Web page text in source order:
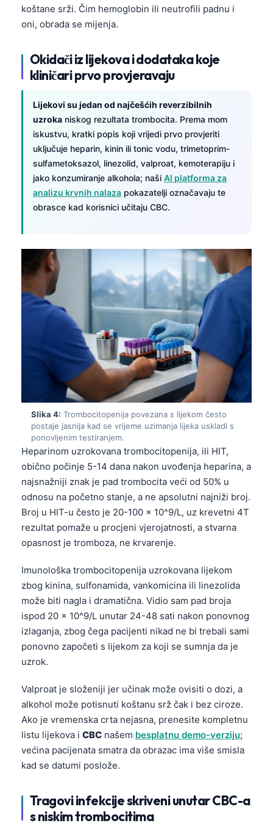
koštane srži. Čim hemoglobin ili neutrofili padnu i
oni, obrada se mijenja.
Okidači iz lijekova i dodataka koje
kliničari prvo provjeravaju
Lijekovi su jedan od najčešćih reverzibilnih
uzroka niskog rezultata trombocita. Prema mom
iskustvu, kratki popis koji vrijedi prvo provjeriti
uključuje heparin, kinin ili tonic vodu, trimetoprim-
sulfametoksazol, linezolid, valproat, kemoterapiju i
jako konzumiranje alkohola; naši AI platforma za
analizu krvnih nalaza pokazatelji označavaju te
obrasce kad korisnici učitaju CBC.
Slika 4: Trombocitopenija povezana s lijekom često
postaje jasnija kad se vrijeme uzimanja lijeka uskladi s
ponovljenim testiranjem.
Heparinom uzrokovana trombocitopenija, ili HIT,
obično počinje 5-14 dana nakon uvođenja heparina, a
najsnažniji znak je pad trombocita veći od 50% u
odnosu na početno stanje, a ne apsolutni najniži broj.
Broj u HIT-u često je 20-100 × 10^9/L, uz krevetni 4T
rezultat pomaže u procjeni vjerojatnosti, a stvarna
opasnost je tromboza, ne krvarenje.
Imunološka trombocitopenija uzrokovana lijekom
zbog kinina, sulfonamida, vankomicina ili linezolida
može biti nagla i dramatična. Vidio sam pad broja
ispod 20 × 10^9/L unutar 24-48 sati nakon ponovnog
izlaganja, zbog čega pacijenti nikad ne bi trebali sami
ponovno započeti s lijekom za koji se sumnja da je
uzrok.
Valproat je složeniji jer učinak može ovisiti o dozi, a
alkohol može potisnuti koštanu srž čak i bez ciroze.
Ako je vremenska crta nejasna, prenesite kompletnu
listu lijekova i CBC našem besplatnu demo-verziju;
većina pacijenata smatra da obrazac ima više smisla
kad se datumi poslože.
Tragovi infekcije skriveni unutar CBC-a
s niskim trombocitima